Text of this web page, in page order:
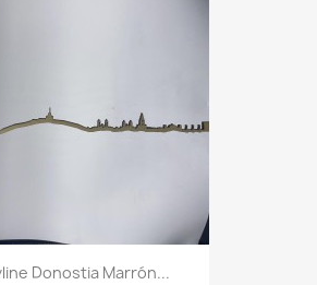
Donostia Marrón...